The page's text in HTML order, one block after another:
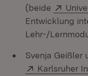
(beide
Entwicklung
Lehr-/
Svenja Geißler
Extern:
Karlsruher